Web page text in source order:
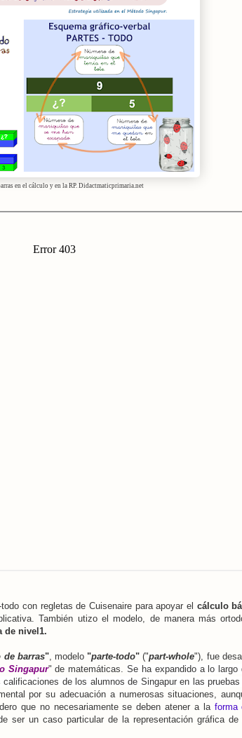
en el cálculo y en la RP. Didactmaticprimaria.net
con regletas de Cuisenaire para apoyar el cálculo
También utizo el modelo, de manera más
de nivel1.
de barras", modelo"parte-todo" ("part-whole"), fue
Singapur" de matemáticas.Se ha expandido a lo largo
de los alumnos de Singapur en las pruebas
por su adecuación a numerosas situaciones,
que no necesariamente se deben atener a la forma
ser un caso particular de la representación gráfica de